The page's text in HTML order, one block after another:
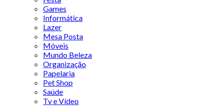
Games
Informática
Lazer
Mesa Posta
Móveis
Mundo Beleza
Organização
Papelaria
Pet Shop
Saúde
Tv e Vídeo